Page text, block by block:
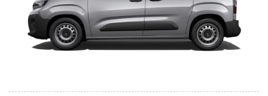
VEICOLI CON ECOBONUS
ACQUISTIAMO USATO